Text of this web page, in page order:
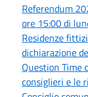
Referendum
ore 15:00 di
Residenze
dichiarazione
Question Time
consiglieri e le